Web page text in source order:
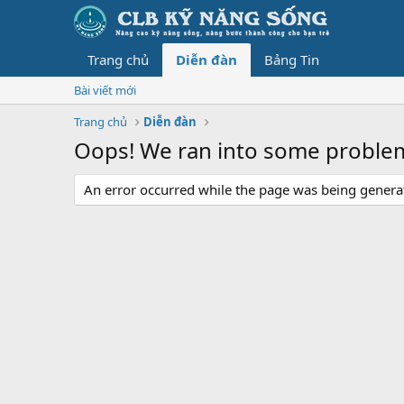
Trang chủ Diễn đàn Bảng Tin
Bài viết mới
Trang chủ
Diễn đàn
Oops! We ran into some
An error occurred while the page was being